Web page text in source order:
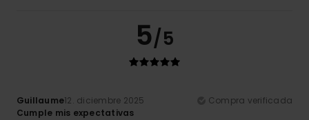
5/5
Guillaume12. diciembre 2025
Compra verificada
Cumple mis expectativas